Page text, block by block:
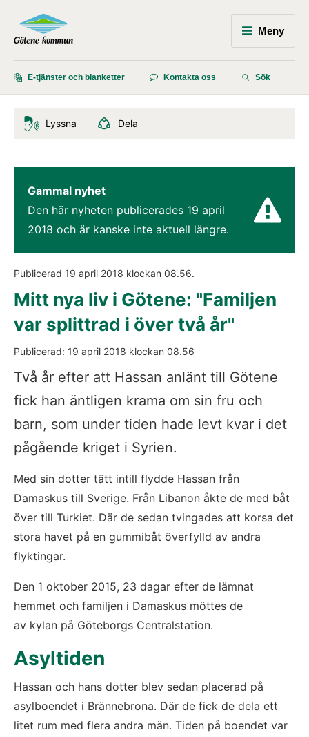
Meny
E-tjänster och blanketter Kontakta oss Sök
Lyssna Dela
Gammal nyhet
Den här nyheten publicerades 19 april
2018 och är kanske inte aktuell längre.
Publicerad 19 april 2018 klockan 08.56.
Mitt nya liv i Götene: "Familjen
var splittrad i över två år"
Publicerad: 19 april 2018 klockan 08.56
Två år efter att Hassan anlänt till Götene
fick han äntligen krama om sin fru och
barn, som under tiden hade levt kvar i det
pågående kriget i Syrien.
Med sin dotter tätt intill flydde Hassan från
Damaskus till Sverige. Från Libanon åkte de med båt
över till Turkiet. Där de sedan tvingades att korsa det
stora havet på en gummibåt överfylld av andra
flyktingar.
Den 1 oktober 2015, 23 dagar efter de lämnat
hemmet och familjen i Damaskus möttes de
av kylan på Göteborgs Centralstation.
Asyltiden
Hassan och hans dotter blev sedan placerad på
asylboendet i Brännebrona. Där de fick de dela ett
litet rum med flera andra män. Tiden på boendet var